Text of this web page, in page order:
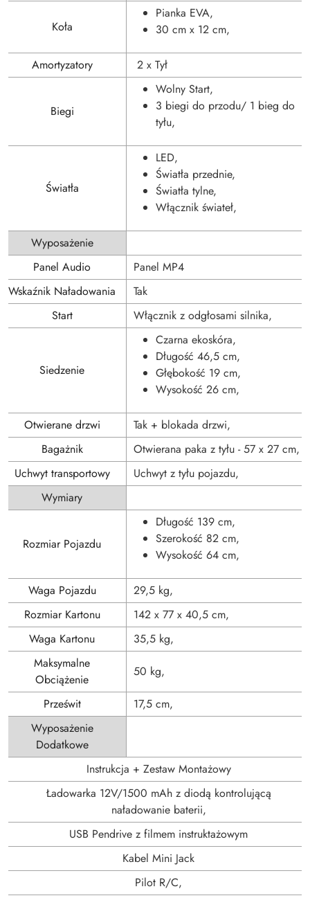
Koła
Pianka EVA,
30 cm x 12 cm,
Amortyzatory 2 x Tył
Biegi
Wolny Start,
3 biegi do przodu/ 1 bieg do
tyłu,
Światła
LED,
Światła przednie,
Światła tylne,
Włącznik świateł,
Wyposażenie
Panel Audio
Panel MP4
Wskaźnik Naładowania
Tak
Start
Włącznik z odgłosami silnika,
Siedzenie
Czarna ekoskóra,
Długość 46,5 cm,
Głębokość 19 cm,
Wysokość 26 cm,
Otwierane drzwi
Tak + blokada drzwi,
Bagażnik
Otwierana paka z tyłu - 57 x 27 cm,
Uchwyt transportowy
Uchwyt z tyłu pojazdu,
Wymiary
Rozmiar Pojazdu
Długość 139 cm,
Szerokość 82 cm,
Wysokość 64 cm,
Waga Pojazdu
29,5 kg,
Rozmiar Kartonu
142 x 77 x 40,5 cm,
Waga Kartonu
35,5 kg,
Maksymalne
Obciążenie
50 kg,
Prześwit
17,5 cm,
Wyposażenie
Dodatkowe
Instrukcja + Zestaw Montażowy
Ładowarka 12V/1500 mAh z diodą kontrolującą
naładowanie baterii,
USB Pendrive z filmem instruktażowym
Kabel Mini Jack
Pilot R/C,